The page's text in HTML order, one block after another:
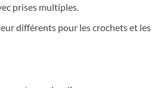
prises multiples.
différents pour les crochets et les